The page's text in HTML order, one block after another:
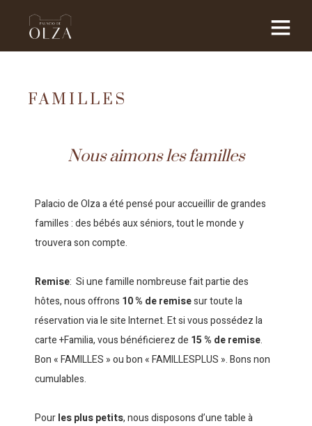
FAMILLES
Nous aimons les familles
Palacio de Olza a été pensé pour accueillir de grandes
familles : des bébés aux séniors, tout le monde y
trouvera son compte.
Remise: Si une famille nombreuse fait partie des
hôtes, nous offrons 10 % de remisesur toute la
réservation via le site Internet. Et si vous possédez la
carte +Familia, vous bénéficierez de 15 % de remise.
Bon « FAMILLES » ou bon « FAMILLESPLUS ». Bons non
cumulables.
Pourles plus petits, nous disposons d’une table à